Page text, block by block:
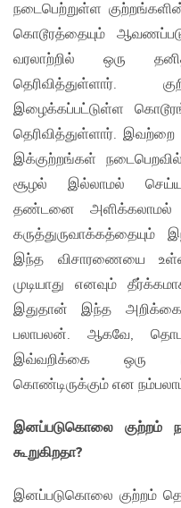
நடைபெற்றுள்ள
கொடூரத்தையும்
வரலாற்றில் ஒரு
தெரிவித்துள்ளார்.
இழைக்கப்பட்டுள்ள
தெரிவித்துள்ளார்.
இக்குற்றங்கள்
சூழல் இல்லாமல்
தண்டனை அளிக்கலாமல்
கருத்துருவாக்கத்தையும்
இந்த விசாரணையை
முடியாது எனவும்
இதுதான் இந்த
பலாபலன். ஆகவே,
இவ்வறிக்கை ஒரு
கொண்டிருக்கும் என
இனப்படுகொலை குற்றம்
கூறுகிறதா?
இனப்படுகொலை குற்றம்